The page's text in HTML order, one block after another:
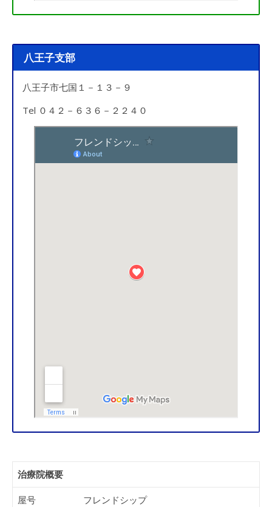
八王子支部
八王子市七国１－１３－９
Tel ０４２－６３６－２２４０
治療院概要
屋号 フレンドシップ